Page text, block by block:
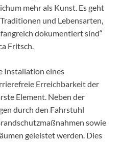
mehr als Kunst. Es geht
und Lebensarten,
dokumentiert sind“
Fritsch.
Installation eines
Erreichbarkeit der
Element. Neben der
durch den Fahrstuhl
sowie
geleistet werden. Dies